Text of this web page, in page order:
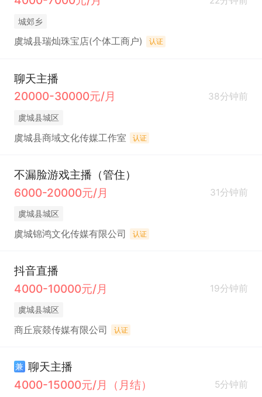
城郊乡
虞城县瑞灿珠宝店(个体工商户) 认证
聊天主播
20000-30000元/月
38分钟前
虞城县城区
虞城县商域文化传媒工作室 认证
不漏脸游戏主播（管住）
6000-20000元/月
31分钟前
虞城县城区
虞城锦鸿文化传媒有限公司 认证
抖音直播
4000-10000元/月
19分钟前
虞城县城区
商丘宸燚传媒有限公司 认证
兼 聊天主播
4000-15000元/月（月结）
5分钟前